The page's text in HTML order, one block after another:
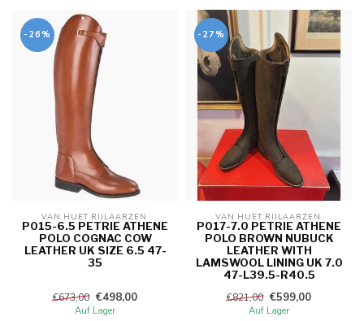
-26%
VAN HUET RIJLAARZEN
P015-6.5 PETRIE ATHENE
POLO COGNAC COW
LEATHER UK SIZE 6.5 47-
35
€673,00 €498,00
Auf Lager
-27%
VAN HUET RIJLAARZEN
P017-7.0 PETRIE ATHENE
POLO BROWN NUBUCK
LEATHER WITH
LAMSWOOL LINING UK 7.0
47-L39.5-R40.5
€821,00 €599,00
Auf Lager